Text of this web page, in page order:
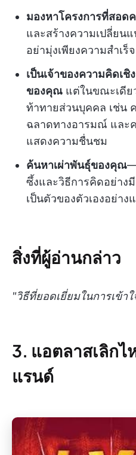
มองหาโครงการที่สอ
และสร้างความเปลี่ยน
อย่ามุ่งเพียงความสำเร็
เป็นเจ้าของความคิดเ
ของคุณ แต่ในขณะเดี
ท้าทายส่วนบุคคล เช่น
ฉลาดทางอารมณ์ และ
แสดงความชื่นชม
ค้นหาเผ่าพันธุ์ของคุณ
ซึ้งและวิธีการคิดอย่า
เป็นตัวของตัวเองอย่าง
สิ่งที่ผู้อ่านกล่าว
"วิธีที่ยอดเยี่ยมในการเข้า
3. แอตลาสเลิกไ
แรนด์